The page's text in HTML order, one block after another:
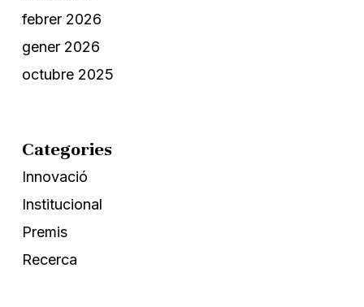
febrer 2026
gener 2026
octubre 2025
Categories
Innovació
Institucional
Premis
Recerca